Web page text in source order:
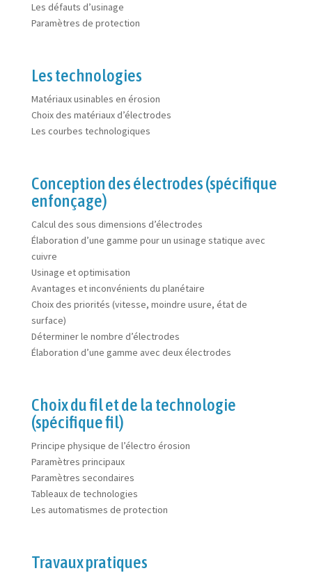
Les défauts d’usinage
Paramètres de protection
Les technologies
Matériaux usinables en érosion
Choix des matériaux d’électrodes
Les courbes technologiques
Conception des électrodes (spécifique
enfonçage)
Calcul des sous dimensions d’électrodes
Élaboration d’une gamme pour un usinage statique avec
cuivre
Usinage et optimisation
Avantages et inconvénients du planétaire
Choix des priorités (vitesse, moindre usure, état de
surface)
Déterminer le nombre d’électrodes
Élaboration d’une gamme avec deux électrodes
Choix du fil et de la technologie
(spécifique fil)
Principe physique de l’électro érosion
Paramètres principaux
Paramètres secondaires
Tableaux de technologies
Les automatismes de protection
Travaux pratiques